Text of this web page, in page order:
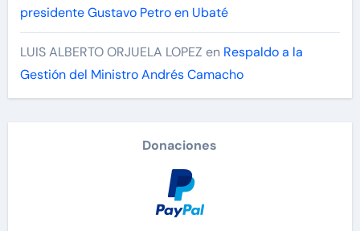
presidente Gustavo Petro en Ubaté
LUIS ALBERTO ORJUELA LOPEZ en Respaldo a la
Gestión del Ministro Andrés Camacho
Donaciones